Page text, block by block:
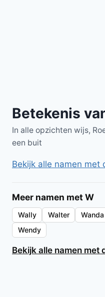
Betekenis
In alle opzichten wijs,
een buit
Bekijk alle namen
Meer namen met W
Wally Walter Wanda
Wendy
Bekijk alle namen met